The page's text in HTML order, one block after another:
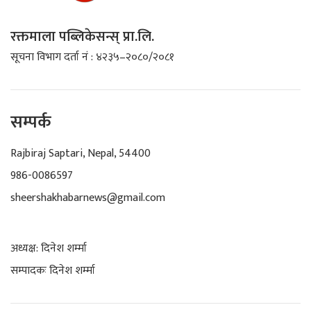
रक्तमाला पब्लिकेसन्स् प्रा.लि.
सूचना विभाग दर्ता नं : ४२३५–२०८०/२०८१
सम्पर्क
Rajbiraj Saptari, Nepal, 54400
986-0086597
sheershakhabarnews@gmail.com
अध्यक्ष: दिनेश शर्म्मा
सम्पादकः दिनेश शर्म्मा